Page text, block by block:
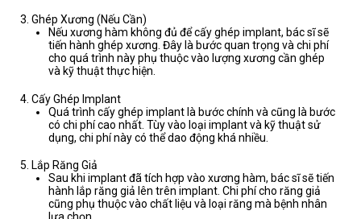
Ghép Xương (Nếu Cần)
Nếu xương hàm không đủ để cấy ghép implant, bác sĩ sẽ
tiến hành ghép xương. Đây là bước quan trọng và chi phí
cho quá trình này phụ thuộc vào lượng xương cần ghép
và kỹ thuật thực hiện.
Cấy Ghép Implant
Quá trình cấy ghép implant là bước chính và cũng là bước
có chi phí cao nhất. Tùy vào loại implant và kỹ thuật sử
dụng, chi phí này có thể dao động khá nhiều.
Lắp Răng Giả
Sau khi implant đã tích hợp vào xương hàm, bác sĩ sẽ tiến
hành lắp răng giả lên trên implant. Chi phí cho răng giả
cũng phụ thuộc vào chất liệu và loại răng mà bệnh nhân